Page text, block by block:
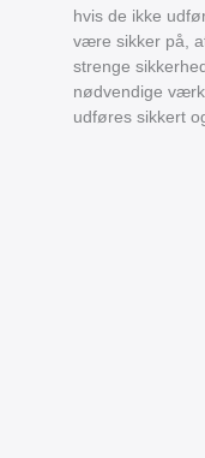
hvis de ikke
være sikker på,
strenge
nødvendige
udføres sikkert